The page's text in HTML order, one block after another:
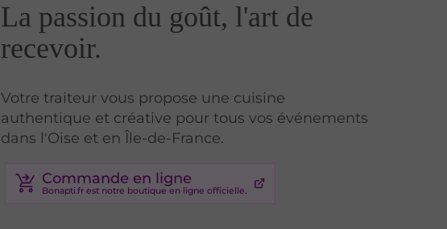
La passion du goût, l'art de
recevoir.
Votre traiteur vous propose une cuisine
authentique et créative pour tous vos événements
dans l'Oise et en Île-de-France.
Commande en ligne